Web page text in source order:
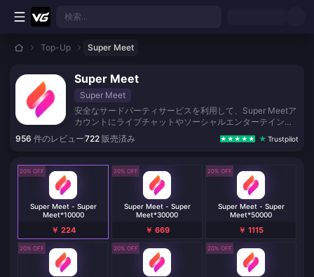
メインコンテンツへスキップ
検索...
Top-Up Super Meet
Super Meet
Super Meet
安全なサードパーティサービスを利用して、Super Meetア
カウントにライブチャットやソーシャルエンターテインメ
ント用のクレジットをチャージしましょう。
956 件のレビュー722 販売済み Trustpilot
20% OFF
Super Meet - Super
Meet*10000
￥ 224
20% OFF
Super Meet - Super
Meet*30000
￥ 669
20% OFF
Super Meet - Super
Meet*50000
￥ 1115
20% OFF 20% OFF 20% OFF